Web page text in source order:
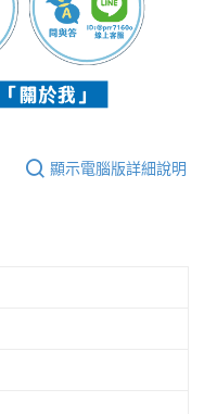
顯示電腦版詳細說明